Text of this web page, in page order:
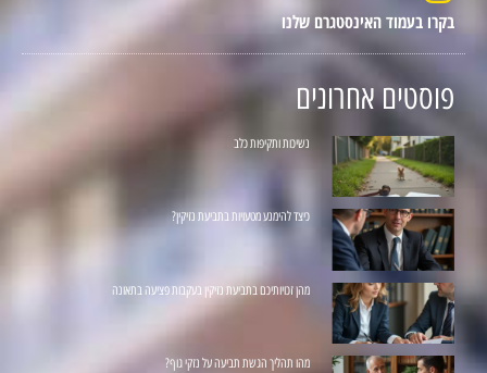
בקרו בעמוד האינסטגרם שלנו
פוסטים אחרונים
נשיכות ותקיפות כלב
כיצד להימנע מטעויות בתביעת נזיקין?
מהן זכויותיכם בתביעת נזיקין בעקבות פציעה בתאונה
מהו תהליך הגשת תביעה על נזקי גוף?